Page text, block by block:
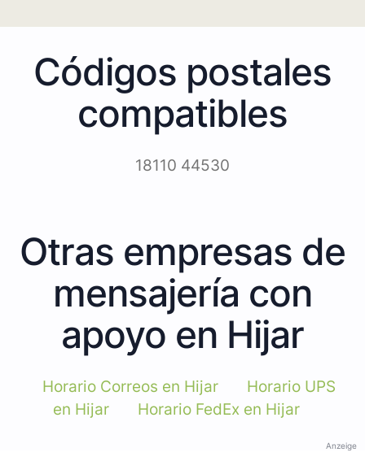
Códigos postales
compatibles
18110 44530
Otras empresas de
mensajería con
apoyo en Hijar
Horario Correos en Hijar
Horario UPS
en Hijar
Horario FedEx en Hijar
Anzeige